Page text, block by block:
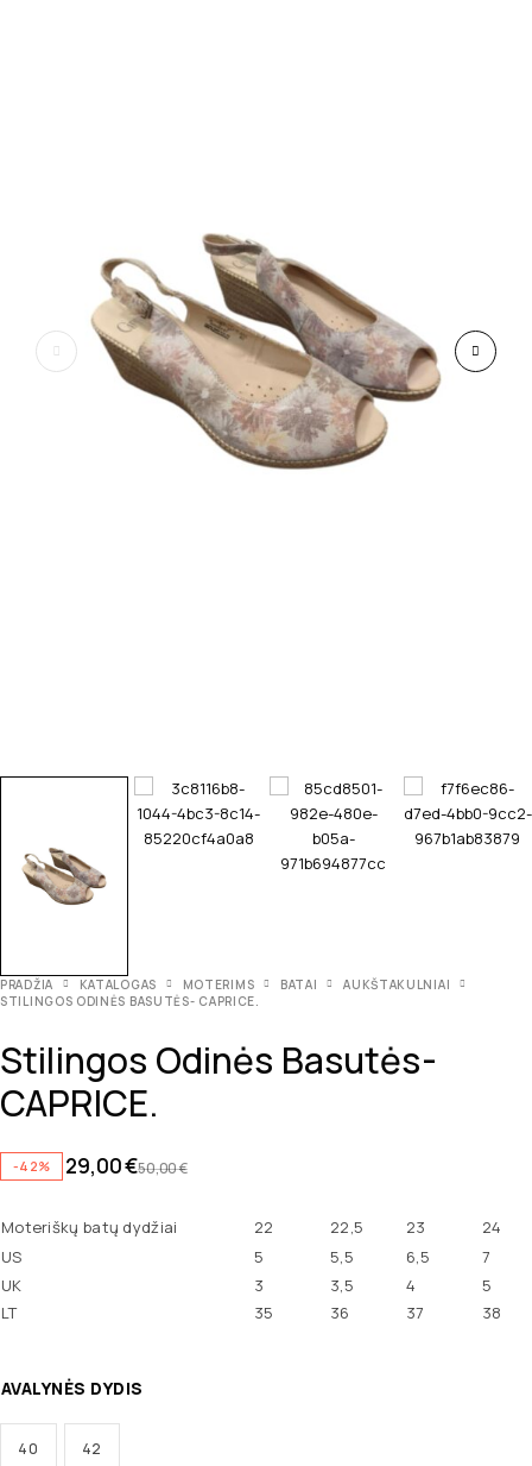
PRADŽIA KATALOGAS MOTERIMS BATAI
AUKŠTAKULNIAI
STILINGOS ODINĖS BASUTĖS- CAPRICE.
Stilingos Odinės Basutės-
CAPRICE.
-42% 50,00€
29,00€
Moteriškų batų dydžiai 22 22,5 23
24
US
5 5,5 6,5
7
UK
3 3,5 4
5
LT
35 36 37 38
AVALYNĖS DYDIS
40 42